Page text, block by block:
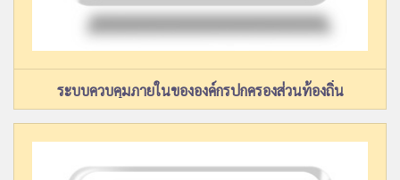
ระบบควบคุมภายในขององค์กรปกครองส่วนท้องถิ่น